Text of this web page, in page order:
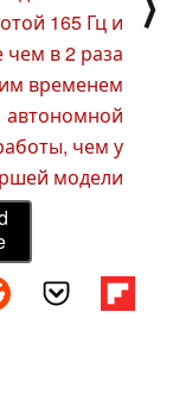
165 Гц и
чем в 2 раза
временем
автономной
чем у
модели